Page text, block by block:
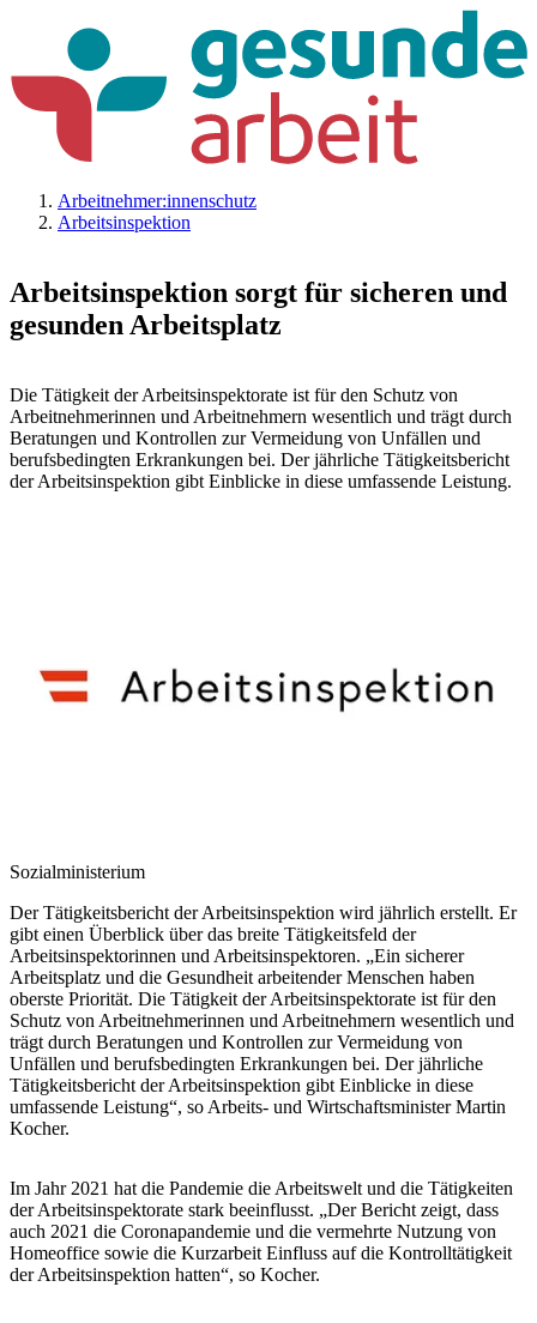
Arbeitnehmer:innenschutz
Arbeitsinspektion
Arbeitsinspektion sorgt für sicheren und
gesunden Arbeitsplatz
Die Tätigkeit der Arbeitsinspektorate ist für den Schutz von
Arbeitnehmerinnen und Arbeitnehmern wesentlich und trägt durch
Beratungen und Kontrollen zur Vermeidung von Unfällen und
berufsbedingten Erkrankungen bei. Der jährliche Tätigkeitsbericht
der Arbeitsinspektion gibt Einblicke in diese umfassende Leistung.
Sozialministerium
Der Tätigkeitsbericht der Arbeitsinspektion wird jährlich erstellt. Er
gibt einen Überblick über das breite Tätigkeitsfeld der
Arbeitsinspektorinnen und Arbeitsinspektoren. „Ein sicherer
Arbeitsplatz und die Gesundheit arbeitender Menschen haben
oberste Priorität. Die Tätigkeit der Arbeitsinspektorate ist für den
Schutz von Arbeitnehmerinnen und Arbeitnehmern wesentlich und
trägt durch Beratungen und Kontrollen zur Vermeidung von
Unfällen und berufsbedingten Erkrankungen bei. Der jährliche
Tätigkeitsbericht der Arbeitsinspektion gibt Einblicke in diese
umfassende Leistung“, so Arbeits- und Wirtschaftsminister Martin
Kocher.
Im Jahr 2021 hat die Pandemie die Arbeitswelt und die Tätigkeiten
der Arbeitsinspektorate stark beeinflusst. „Der Bericht zeigt, dass
auch 2021 die Coronapandemie und die vermehrte Nutzung von
Homeoffice sowie die Kurzarbeit Einfluss auf die Kontrolltätigkeit
der Arbeitsinspektion hatten“, so Kocher.